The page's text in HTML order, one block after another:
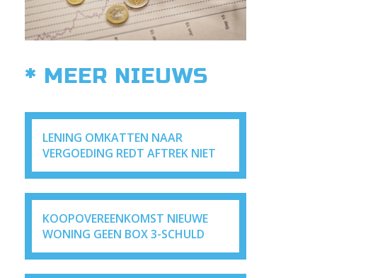
* MEER NIEUWS
LENING OMKATTEN NAAR
VERGOEDING REDT AFTREK NIET
KOOPOVEREENKOMST NIEUWE
WONING GEEN BOX 3-SCHULD